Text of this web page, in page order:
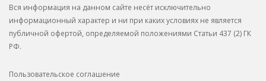
Рекламации по услугам
Подбор запчастей
Каталог запчастей
Вся информация на данном сайте несёт исключительно
информационный характер и ни при каких условиях не является
публичной офертой, определяемой положениями Статьи 437 (2) ГК
РФ.
Пользовательское соглашение